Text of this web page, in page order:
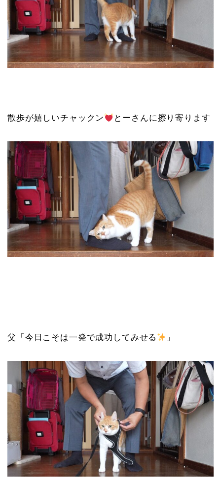
散歩が嬉しいチャックン とーさんに擦り寄ります
父「今日こそは一発で成功してみせる 」